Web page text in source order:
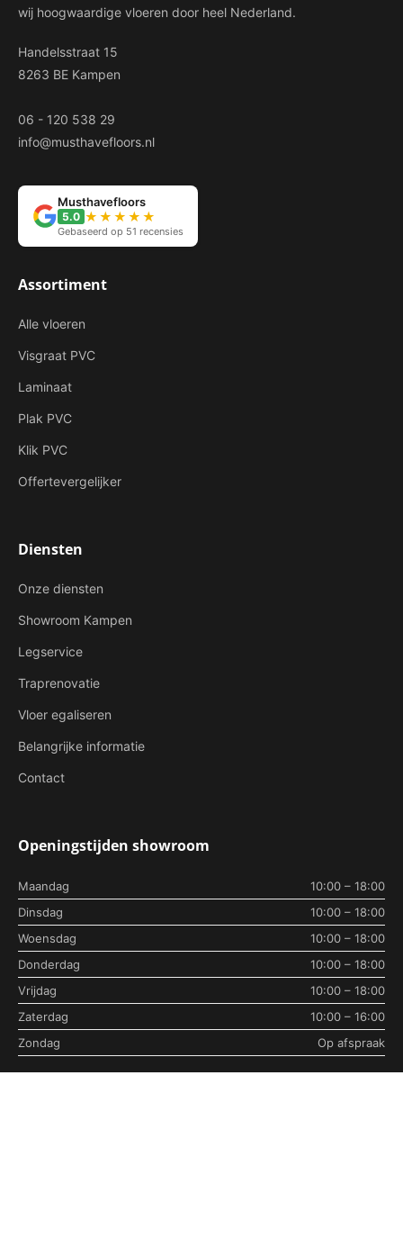
wij hoogwaardige vloeren door heel Nederland.
Handelsstraat 15
8263 BE Kampen
06 - 120 538 29
info@musthavefloors.nl
Musthavefloors
5.0 ★★★★★
Gebaseerd op 51 recensies
Assortiment
Alle vloeren
Visgraat PVC
Laminaat
Plak PVC
Klik PVC
Offertevergelijker
Diensten
Onze diensten
Showroom Kampen
Legservice
Traprenovatie
Vloer egaliseren
Belangrijke informatie
Contact
Openingstijden showroom
Maandag
10:00 – 18:00
Dinsdag
10:00 – 18:00
Woensdag
10:00 – 18:00
Donderdag
10:00 – 18:00
Vrijdag
10:00 – 18:00
Zaterdag
10:00 – 16:00
Zondag
Op afspraak